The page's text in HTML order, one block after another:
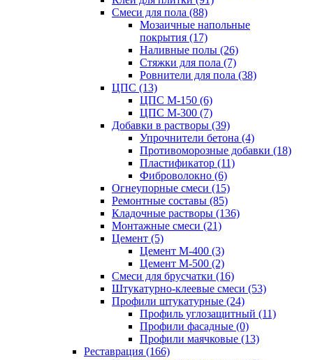
Смеси для пола (88)
Мозаичные напольные
покрытия (17)
Наливные полы (26)
Стяжки для пола (7)
Ровнители для пола (38)
ЦПС (13)
ЦПС М-150 (6)
ЦПС М-300 (7)
Добавки в растворы (39)
Упрочнители бетона (4)
Противоморозные добавки (18)
Пластификатор (11)
Фиброволокно (6)
Огнеупорные смеси (15)
Ремонтные составы (85)
Кладочные растворы (136)
Монтажные смеси (21)
Цемент (5)
Цемент М-400 (3)
Цемент М-500 (2)
Смеси для брусчатки (16)
Штукатурно-клеевые смеси (53)
Профили штукатурные (24)
Профиль углозащитный (11)
Профили фасадные (0)
Профили маячковые (13)
Реставрация (166)